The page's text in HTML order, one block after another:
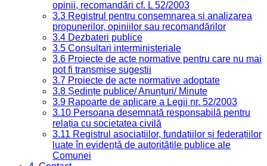
opinii, recomandări cf. L 52/2003
3.3 Registrul pentru consemnarea și analizarea
propunerilor, opiniilor sau recomandărilor
3.4 Dezbateri publice
3.5 Consultari interministeriale
3.6 Proiecte de acte normative pentru care nu mai
pot fi transmise sugestii
3.7 Proiecte de acte normative adoptate
3.8 Ședințe publice/ Anunțuri/ Minute
3.9 Rapoarte de aplicare a Legii nr. 52/2003
3.10 Persoana desemnată responsabilă pentru
relația cu societatea civilă
3.11 Registrul asociațiilor, fundațiilor și federațiilor
luate în evidență de autoritățile publice ale
Comunei